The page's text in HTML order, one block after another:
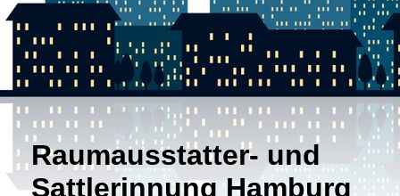
Raumausstatter- und
Sattlerinnung Hamburg